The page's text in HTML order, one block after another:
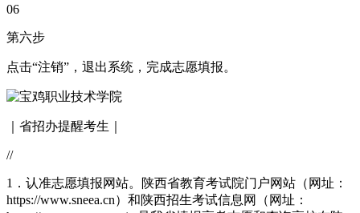
06
第六步
点击“注销”，退出系统，完成志愿填报。
｜省招办提醒考生｜
//
1．认准志愿填报网站。陕西省教育考试院门户网站（网址：
https://www.sneea.cn）和陕西招生考试信息网（网址：